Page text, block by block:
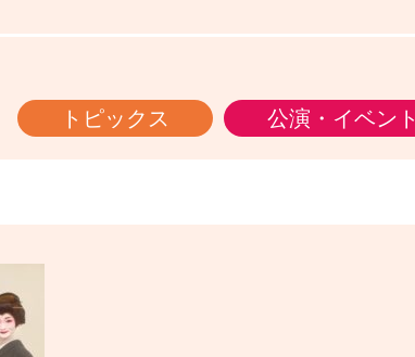
トピックス 公演・イベント